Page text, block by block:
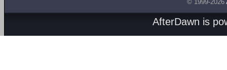
© 1999-2026
AfterDawn is